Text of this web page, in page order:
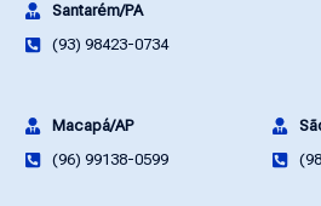
Santarém/PA
(93) 98423-0734
Macapá/AP
(96) 99138-0599